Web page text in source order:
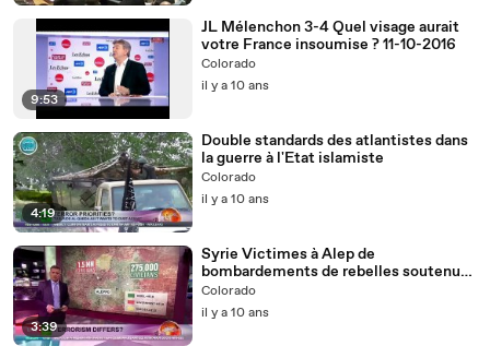
9:53
JL Mélenchon 3-4 Quel visage aurait
votre France insoumise ? 11-10-2016
Colorado
il y a 10 ans
4:19
Double standards des atlantistes dans
la guerre à l'Etat islamiste
Colorado
il y a 10 ans
3:39
Syrie Victimes à Alep de
bombardements de rebelles soutenus
par coalition pilotée par USA
Colorado
il y a 10 ans